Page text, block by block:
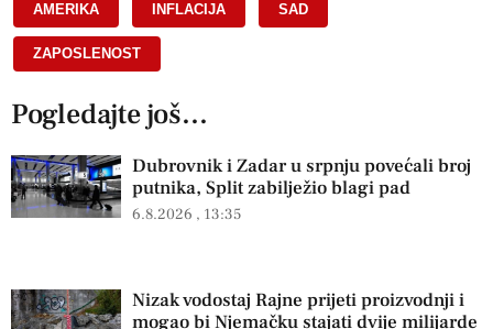
AMERIKA INFLACIJA SAD
ZAPOSLENOST
Pogledajte još...
Dubrovnik i Zadar u srpnju povećali broj
putnika, Split zabilježio blagi pad
6.8.2026 13:35
Nizak vodostaj Rajne prijeti proizvodnji i
mogao bi Njemačku stajati dvije milijarde